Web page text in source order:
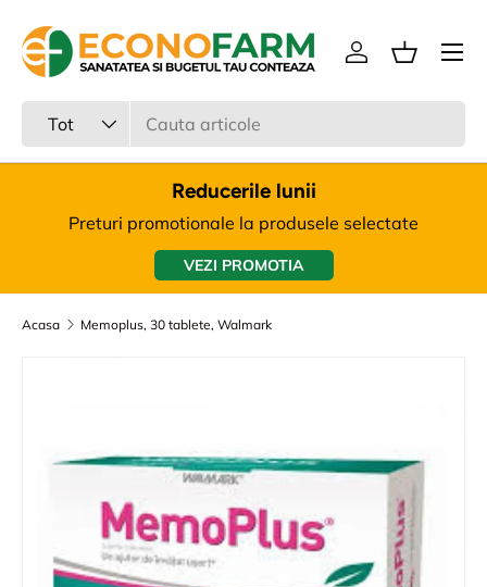
Sari la continut
Tot
Intra in cont
Cos
Meniu
Reducerile lunii
Preturi promotionale la produsele selectate
VEZI PROMOTIA
Acasa Memoplus, 30 tablete, Walmark